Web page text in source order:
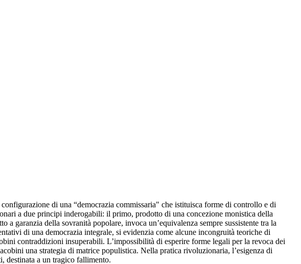
di una “democrazia commissaria" che istituisca forme di controllo e di
a due principi inderogabili: il primo, prodotto di una concezione monistica della
a garanzia della sovranità popolare, invoca un’equivalenza sempre sussistente tra la
di una democrazia integrale, si evidenzia come alcune incongruità teoriche di
contraddizioni insuperabili. L’impossibilità di esperire forme legali per la revoca dei
una strategia di matrice populistica. Nella pratica rivoluzionaria, l’esigenza di
destinata a un tragico fallimento.